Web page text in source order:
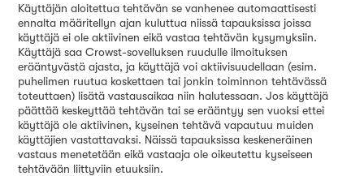
Käyttäjän aloitettua tehtävän se vanhenee automaattisesti
ennalta määritellyn ajan kuluttua niissä tapauksissa joissa
käyttäjä ei ole aktiivinen eikä vastaa tehtävän kysymyksiin.
Käyttäjä saa Crowst-sovelluksen ruudulle ilmoituksen
erääntyvästä ajasta, ja käyttäjä voi aktiivisuudellaan (esim.
puhelimen ruutua koskettaen tai jonkin toiminnon tehtävässä
toteuttaen) lisätä vastausaikaa niin halutessaan. Jos käyttäjä
päättää keskeyttää tehtävän tai se erääntyy sen vuoksi ettei
käyttäjä ole aktiivinen, kyseinen tehtävä vapautuu muiden
käyttäjien vastattavaksi. Näissä tapauksissa keskeneräinen
vastaus menetetään eikä vastaaja ole oikeutettu kyseiseen
tehtävään liittyviin etuuksiin.